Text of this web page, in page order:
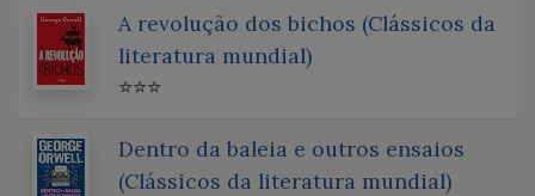
A revolução dos bichos (Clássicos da
literatura mundial)
⭐⭐⭐
Dentro da baleia e outros ensaios
(Clássicos da literatura mundial)